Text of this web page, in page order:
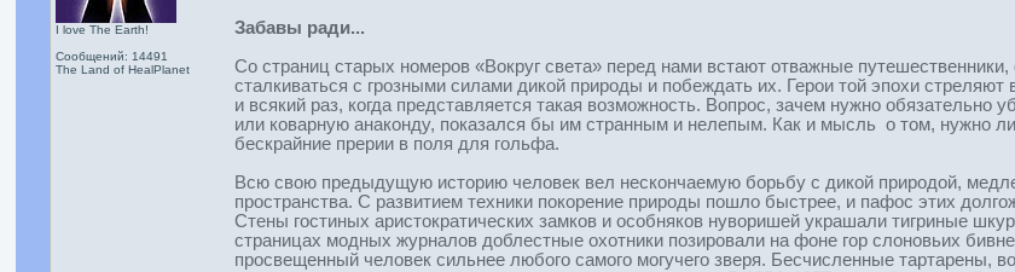
I love The Earth!
Сообщений: 14491
The Land of HealPlanet
Забавы ради...
Со страниц старых номеров «Вокруг света» перед нами встают отважные
сталкиваться с грозными силами дикой природы и побеждать их. Герои той эпохи
и всякий раз, когда представляется такая возможность. Вопрос, зачем нужно обязательно
или коварную анаконду, показался бы им странным и нелепым. Как и мысль о том, нужно
бескрайние прерии в поля для гольфа.
Всю свою предыдущую историю человек вел нескончаемую борьбу с дикой природой,
пространства. С развитием техники покорение природы пошло быстрее, и пафос этих
Стены гостиных аристократических замков и особняков нуворишей украшали тигриные
страницах модных журналов доблестные охотники позировали на фоне гор слоновьих
просвещенный человек сильнее любого самого могучего зверя. Бесчисленные